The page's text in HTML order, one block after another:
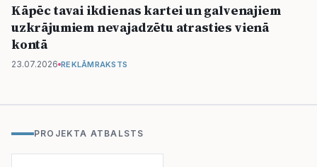
Kāpēc tavai ikdienas kartei un galvenajiem
uzkrājumiem nevajadzētu atrasties vienā
kontā
23.07.2026 REKLĀMRAKSTS
PROJEKTA ATBALSTS